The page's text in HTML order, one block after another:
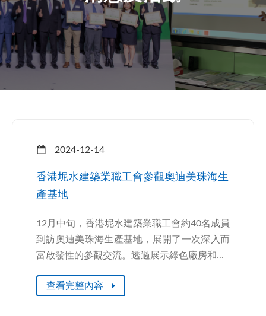
2024-12-14
香港坭水建築業職工會參觀奧迪美珠海生
產基地
12月中旬，香港坭水建築業職工會約40名成員
到訪奧迪美珠海生產基地，展開了一次深入而
富啟發性的參觀交流。透過展示綠色廠房和...
查看完整內容